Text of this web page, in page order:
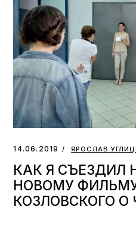
14.06.2019 ЯРОСЛАВ
КАК Я СЪЕЗДИЛ
НОВОМУ
КОЗЛОВСКОГО О